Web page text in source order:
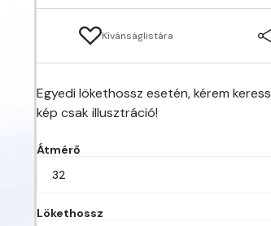
Kívánságlistára
Egyedi lökethossz esetén, kérem
kép csak illusztráció!
Átmérő
32
Lökethossz